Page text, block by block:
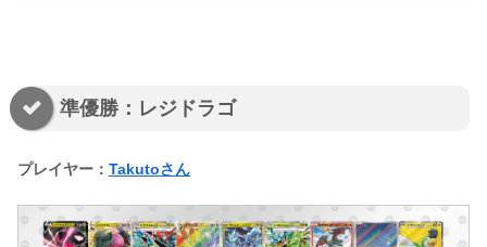
準優勝：レジドラゴ
プレイヤー： Takutoさん